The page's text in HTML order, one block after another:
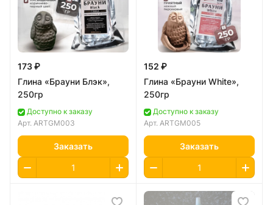
173 ₽
Глина «Брауни Блэк»,
250гр
Доступно к заказу
Арт. ARTGM003
Заказать
152 ₽
Глина «Брауни White»,
250гр
Доступно к заказу
Арт. ARTGM005
Заказать